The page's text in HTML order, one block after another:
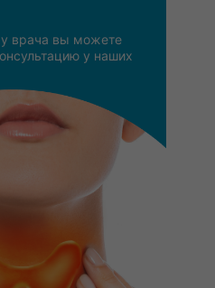
врача вы можете
у наших